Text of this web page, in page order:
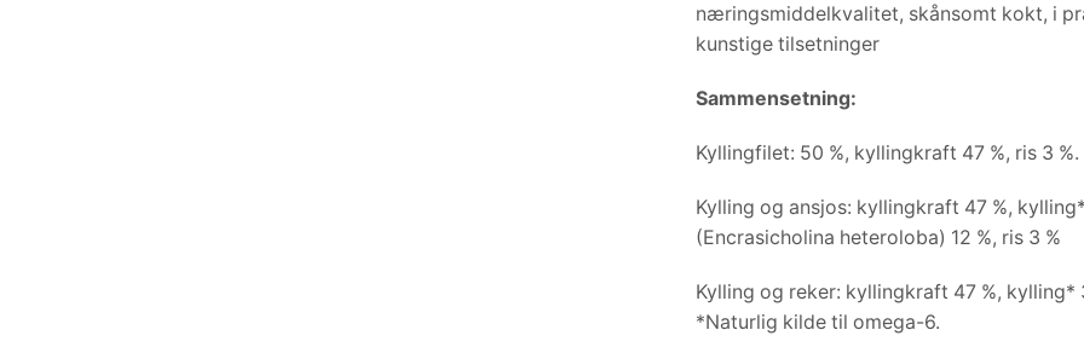
næringsmiddelkvalitet, skånsomt kokt, i
kunstige tilsetninger
Sammensetning:
Kyllingfilet: 50 %, kyllingkraft 47 %, ris 3 %.
Kylling og ansjos: kyllingkraft 47 %,
(Encrasicholina heteroloba) 12 %, ris 3 %
Kylling og reker: kyllingkraft 47 %, kylling*
*Naturlig kilde til omega-6.